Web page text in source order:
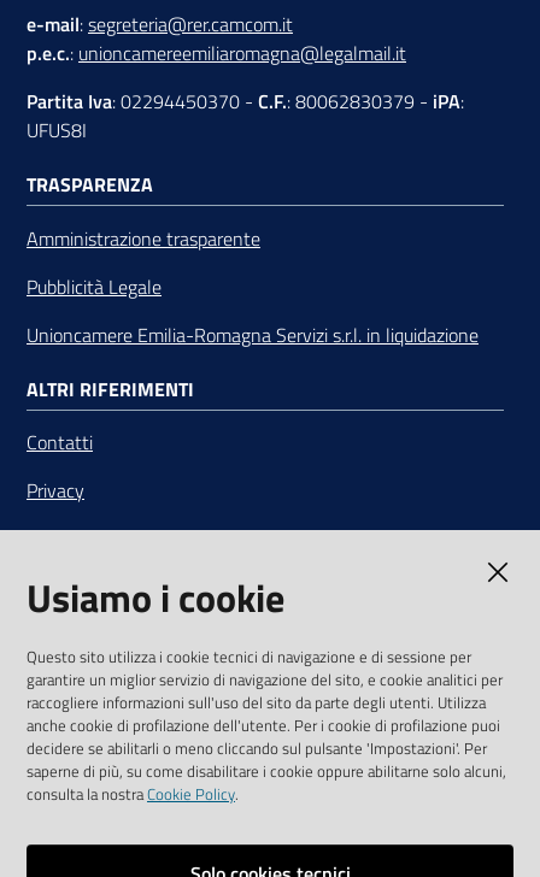
e-mail:segreteria@rer.camcom.it
p.e.c.: unioncamereemiliaromagna@legalmail.it
Partita Iva: 02294450370 - C.F.: 80062830379 - iPA:
UFUS8I
TRASPARENZA
Amministrazione trasparente
Pubblicità Legale
Unioncamere Emilia-Romagna Servizi s.r.l. in liquidazione
ALTRI RIFERIMENTI
Contatti
Privacy
Note legali
Media Policy
SEGUICI SU
YoutubeTwitterLinkedinFacebookInstagram
Usiamo i cookie
Questo sito utilizza i cookie tecnici di navigazione e di sessione per
garantire un miglior servizio di navigazione del sito, e cookie analitici per
raccogliere informazioni sull'uso del sito da parte degli utenti. Utilizza
anche cookie di profilazione dell'utente. Per i cookie di profilazione puoi
decidere se abilitarli o meno cliccando sul pulsante 'Impostazioni'. Per
saperne di più, su come disabilitare i cookie oppure abilitarne solo alcuni,
consulta la nostraCookie Policy.